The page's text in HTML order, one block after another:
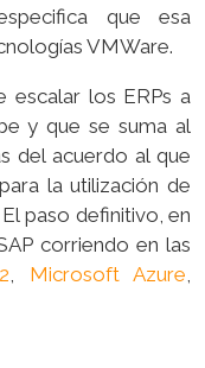
que esa
VMWare.
escalar los ERPs a
y que se suma al
del acuerdo al que
para la utilización de
El paso definitivo, en
corriendo en las
Microsoft Azure